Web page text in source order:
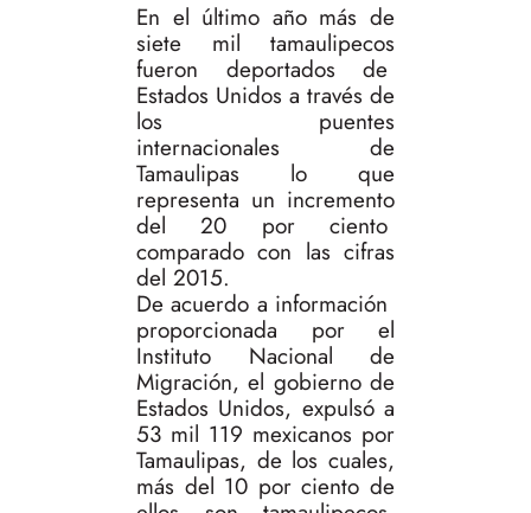
En el último año más de
siete mil tamaulipecos
fueron deportados de
Estados Unidos a través de
los puentes
internacionales de
Tamaulipas lo que
representa un incremento
del 20 por ciento
comparado con las cifras
del 2015.
De acuerdo a información
proporcionada por el
Instituto Nacional de
Migración, el gobierno de
Estados Unidos, expulsó a
53 mil 119 mexicanos por
Tamaulipas, de los cuales,
más del 10 por ciento de